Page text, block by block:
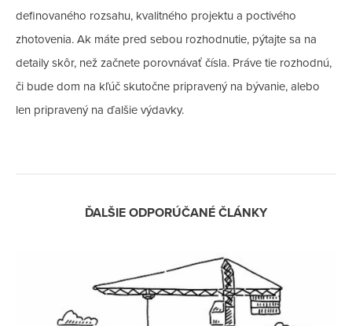
definovaného rozsahu, kvalitného projektu a poctivého
zhotovenia. Ak máte pred sebou rozhodnutie, pýtajte sa na
detaily skôr, než začnete porovnávať čísla. Práve tie rozhodnú,
či bude dom na kľúč skutočne pripravený na bývanie, alebo
len pripravený na ďalšie výdavky.
ĎALŠIE ODPORÚČANÉ ČLÁNKY